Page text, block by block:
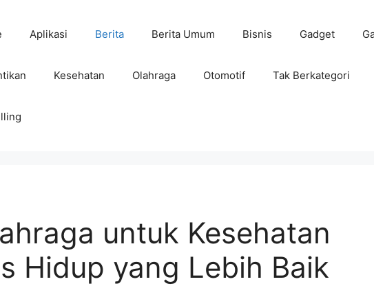
Aplikasi Berita Berita Umum Bisnis Gadget
Kesehatan Olahraga Otomotif Tak Berkategori
untuk Kesehatan
Hidup yang Lebih Baik